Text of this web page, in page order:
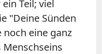
Teil; viel
"Deine Sünden
eine ganz